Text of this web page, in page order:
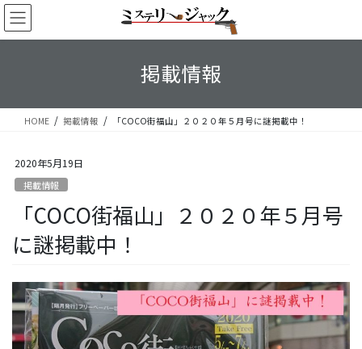
コ
ン
テ
ス
ナ
ビ
ゲ
ン
掲載情報
HOME 掲載情報 「COCO街福山」２０２０年５月号に謎掲載中！
2020年5月19日
掲載情報
「COCO街福山」２０２０年５月号
に謎掲載中！